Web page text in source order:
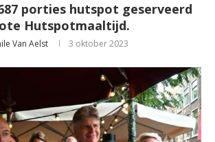
porties hutspot geserveerd
Hutspotmaaltijd.
Van Aelst 3 oktober 2023